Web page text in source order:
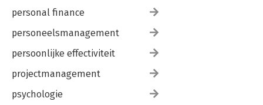
personal finance
personeelsmanagement
persoonlijke effectiviteit
projectmanagement
psychologie